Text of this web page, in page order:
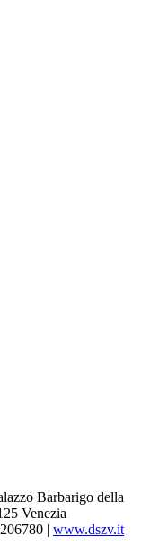
Barbarigo della
Venezia
| www.dszv.it